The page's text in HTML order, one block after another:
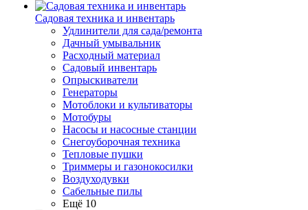
Садовая техника и инвентарь
Удлинители для сада/ремонта
Дачный умывальник
Расходный материал
Садовый инвентарь
Опрыскиватели
Генераторы
Мотоблоки и культиваторы
Мотобуры
Насосы и насосные станции
Снегоуборочная техника
Тепловые пушки
Триммеры и газонокосилки
Воздуходувки
Сабельные пилы
Ещё 10